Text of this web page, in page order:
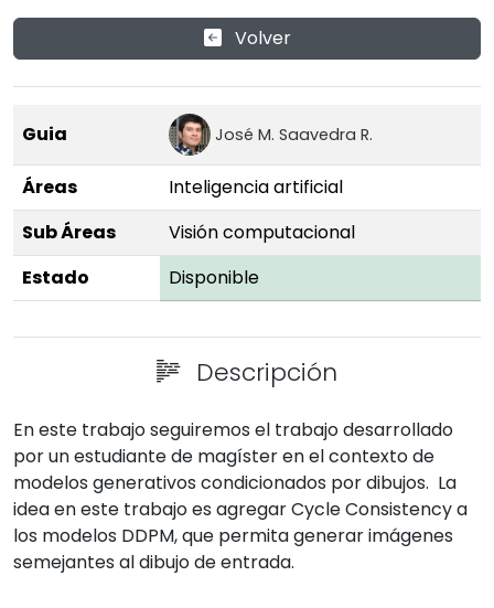
Volver
Guia
José M. Saavedra R.
Áreas
Inteligencia artificial
Sub Áreas
Visión computacional
Estado
Disponible
Descripción
En este trabajo seguiremos el trabajo desarrollado
por un estudiante de magíster en el contexto de
modelos generativos condicionados por dibujos. La
idea en este trabajo es agregar Cycle Consistency a
los modelos DDPM, que permita generar imágenes
semejantes al dibujo de entrada.